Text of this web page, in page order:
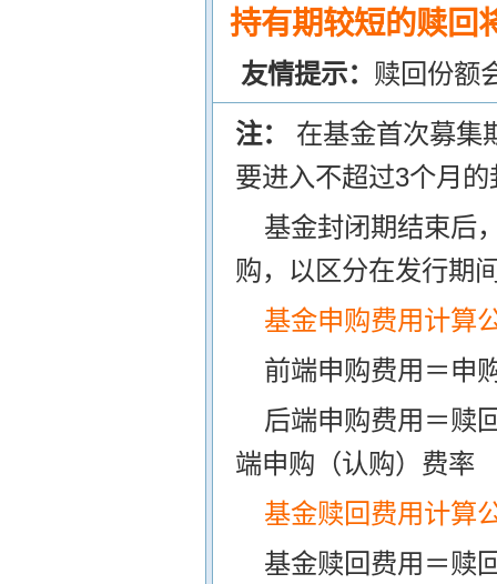
持有期较短的赎回
友情提示： 赎回份额
注： 在基金首次募集
要进入不超过3个月
基金封闭期结束后
购，以区分在发行期
基金申购费用计算
前端申购费用＝申
后端申购费用＝赎
端申购（认购）费率
基金赎回费用计算
基金赎回费用＝赎